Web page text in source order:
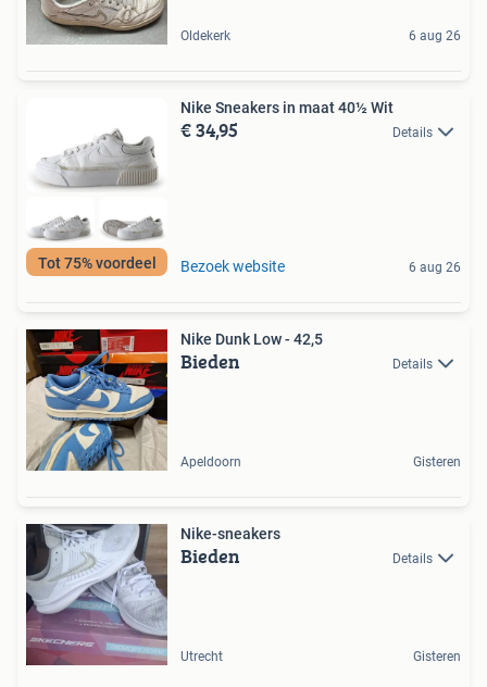
Oldekerk 6 aug 26
Tot 75% voordeel
Nike Sneakers in maat 40½ Wit
€ 34,95 Details
Bezoek website 6 aug 26
Nike Dunk Low - 42,5
Bieden Details
Apeldoorn Gisteren
Nike-sneakers
Bieden Details
Utrecht Gisteren